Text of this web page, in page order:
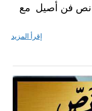
نص فن أصيل مع
إقرأ المزيد